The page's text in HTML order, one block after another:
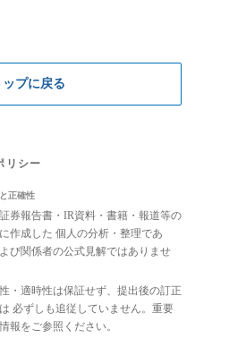
プに戻る
リシー
正確性
券報告書・IR資料・書籍・報道等の
作成した 個人の分析・整理であ
び関係者の公式見解ではありませ
・適時性は保証せず、提出後の訂正
必ずしも追従していません。重要
報をご参照ください。